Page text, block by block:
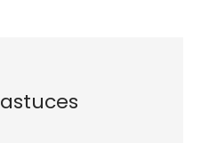
astuces